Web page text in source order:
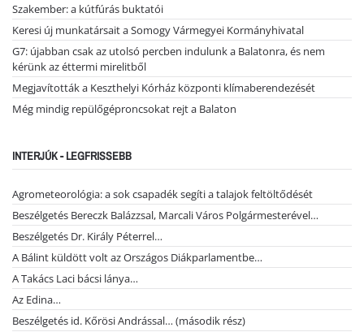
Szakember: a kútfúrás buktatói
Keresi új munkatársait a Somogy Vármegyei Kormányhivatal
G7: újabban csak az utolsó percben indulunk a Balatonra, és nem
kérünk az éttermi mirelitből
Megjavították a Keszthelyi Kórház központi klímaberendezését
Még mindig repülőgéproncsokat rejt a Balaton
INTERJÚK - LEGFRISSEBB
Agrometeorológia: a sok csapadék segíti a talajok feltöltődését
Beszélgetés Bereczk Balázzsal, Marcali Város Polgármesterével…
Beszélgetés Dr. Király Péterrel…
A Bálint küldött volt az Országos Diákparlamentbe…
A Takács Laci bácsi lánya…
Az Edina…
Beszélgetés id. Kőrösi Andrással… (második rész)